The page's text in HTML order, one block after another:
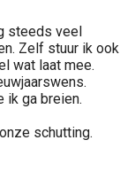
steeds veel
Zelf stuur ik ook
wat laat mee.
ik ga breien.
schutting.